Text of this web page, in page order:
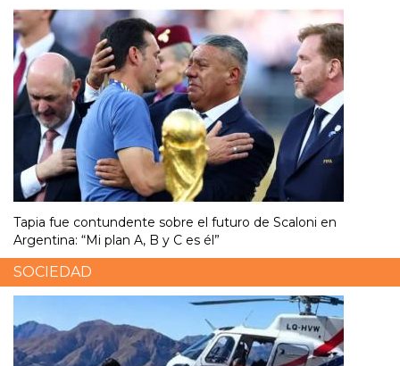
Tapia fue contundente sobre el futuro de Scaloni en
Argentina: “Mi plan A, B y C es él”
SOCIEDAD